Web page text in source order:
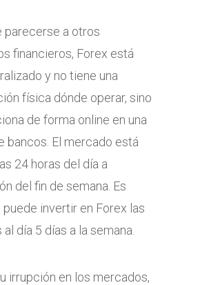
parecerse a otros
financieros, Forex está
y no tiene una
física dónde operar, sino
de forma online en una
bancos. El mercado está
24 horas del día a
del fin de semana. Es
puede invertir en Forex las
al día 5 días a la semana.
irrupción en los mercados,